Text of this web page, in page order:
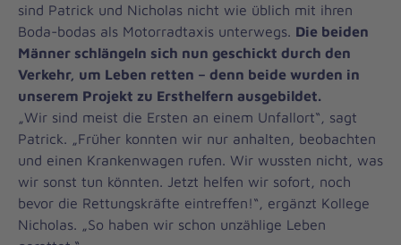
sind Patrick und Nicholas nicht wie üblich mit ihren
Boda-bodas als Motorradtaxis unterwegs. Die beiden
Männer schlängeln sich nun geschickt durch den
Verkehr, um Leben retten – denn beide wurden in
unserem Projekt zu Ersthelfern ausgebildet.
„Wir sind meist die Ersten an einem Unfallort“, sagt
Patrick. „Früher konnten wir nur anhalten, beobachten
und einen Krankenwagen rufen. Wir wussten nicht, was
wir sonst tun könnten. Jetzt helfen wir sofort, noch
bevor die Rettungskräfte eintreffen!“, ergänzt Kollege
Nicholas. „So haben wir schon unzählige Leben